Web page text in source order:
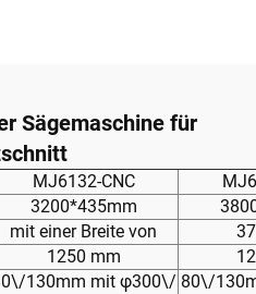
Sägemaschine für
MJ6132-CNC
3200*435mm
mit einer Breite von
1250 mm
130mm mit φ300\/ 80\/